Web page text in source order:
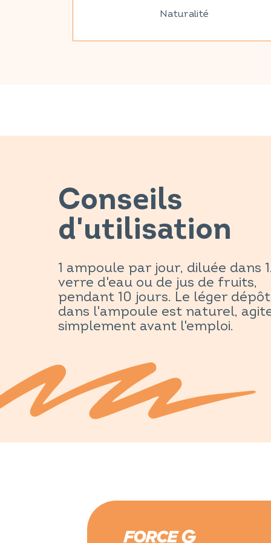
Naturalité
Conseils
d'utilisation
1 ampoule par jour, diluée dans
verre d'eau ou de jus de fruits,
pendant 10 jours. Le léger dépôt
dans l'ampoule est naturel,
simplement avant l'emploi.